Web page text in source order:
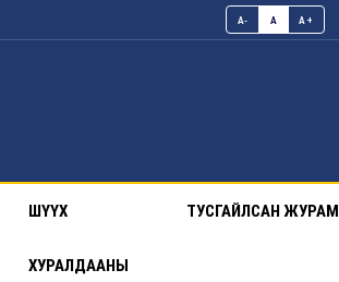
A- A A+
ШҮҮХ
ХУРАЛДААНЫ
ТУСГАЙЛСАН ЖУРАМ